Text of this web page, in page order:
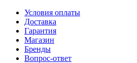
Условия оплаты
Доставка
Гарантия
Магазин
Бренды
Вопрос-ответ